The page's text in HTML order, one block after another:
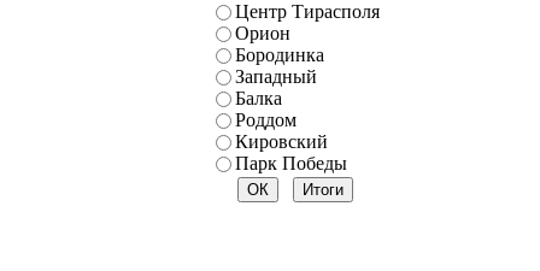
Центр Тирасполя
Орион
Бородинка
Западный
Балка
Роддом
Кировский
Парк Победы